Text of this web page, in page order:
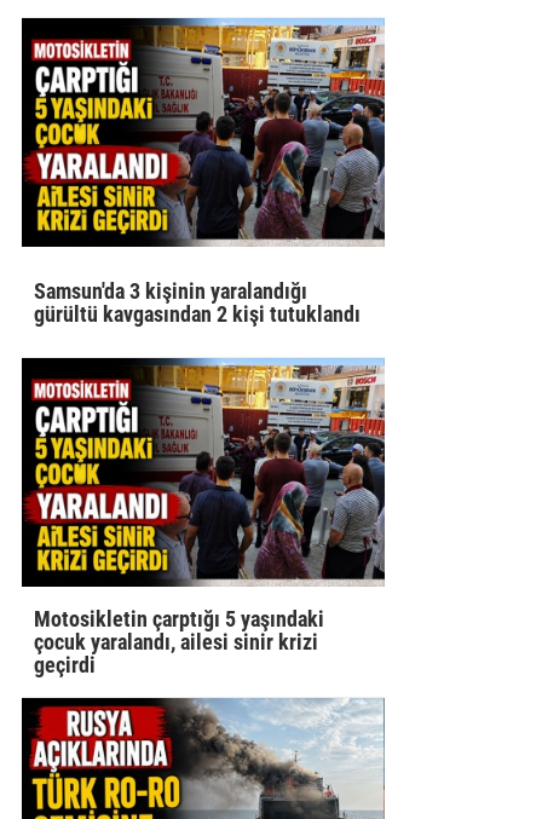
Samsun'da 3 kişinin yaralandığı
gürültü kavgasından 2 kişi tutuklandı
Motosikletin çarptığı 5 yaşındaki
çocuk yaralandı, ailesi sinir krizi
geçirdi